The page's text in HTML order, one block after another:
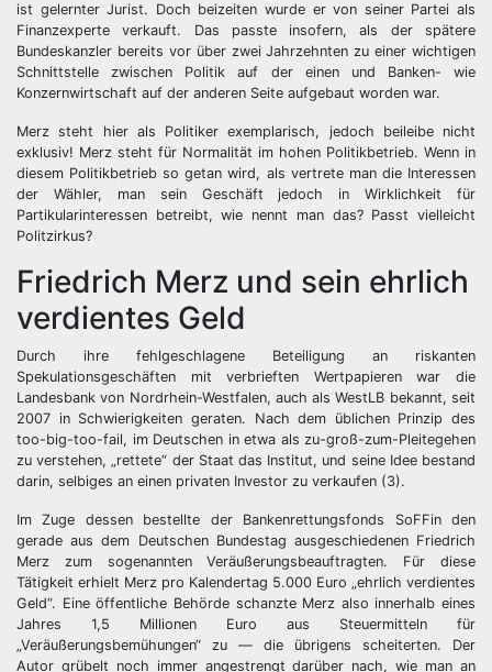
ist gelernter Jurist. Doch beizeiten wurde er von seiner Partei als
Finanzexperte verkauft. Das passte insofern, als der spätere
Bundeskanzler bereits vor über zwei Jahrzehnten zu einer wichtigen
Schnittstelle zwischen Politik auf der einen und Banken- wie
Konzernwirtschaft auf der anderen Seite aufgebaut worden war.
Merz steht hier als Politiker exemplarisch, jedoch beileibe nicht
exklusiv! Merz steht für Normalität im hohen Politikbetrieb. Wenn in
diesem Politikbetrieb so getan wird, als vertrete man die Interessen
der Wähler, man sein Geschäft jedoch in Wirklichkeit für
Partikularinteressen betreibt, wie nennt man das? Passt vielleicht
Politzirkus?
Friedrich Merz und sein ehrlich
verdientes Geld
Durch ihre fehlgeschlagene Beteiligung an riskanten
Spekulationsgeschäften mit verbrieften Wertpapieren war die
Landesbank von Nordrhein-Westfalen, auch als WestLB bekannt, seit
2007 in Schwierigkeiten geraten. Nach dem üblichen Prinzip des
too-big-too-fail, im Deutschen in etwa als zu-groß-zum-Pleitegehen
zu verstehen, „rettete“ der Staat das Institut, und seine Idee bestand
darin, selbiges an einen privaten Investor zu verkaufen (3).
Im Zuge dessen bestellte der Bankenrettungsfonds SoFFin den
gerade aus dem Deutschen Bundestag ausgeschiedenen Friedrich
Merz zum sogenannten Veräußerungsbeauftragten. Für diese
Tätigkeit erhielt Merz pro Kalendertag 5.000 Euro „ehrlich verdientes
Geld“. Eine öffentliche Behörde schanzte Merz also innerhalb eines
Jahres 1,5 Millionen Euro aus Steuermitteln für
„Veräußerungsbemühungen“ zu — die übrigens scheiterten. Der
Autor grübelt noch immer angestrengt darüber nach, wie man an